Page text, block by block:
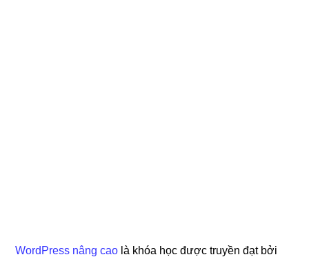
WordPress nâng cao là khóa học được truyền đạt bởi